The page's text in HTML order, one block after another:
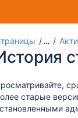
…
старые